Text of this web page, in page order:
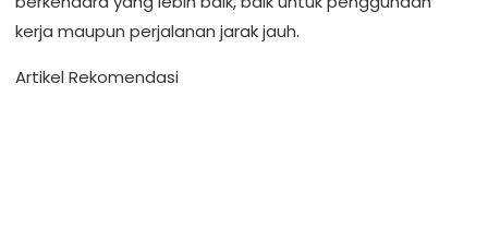
kerja maupun perjalanan jarak jauh.
Artikel Rekomendasi